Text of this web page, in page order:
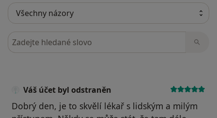
Hledejte v názorech
Váš účet byl odstraněn
Dobrý den, je to skvělí lékař s lidským a milým